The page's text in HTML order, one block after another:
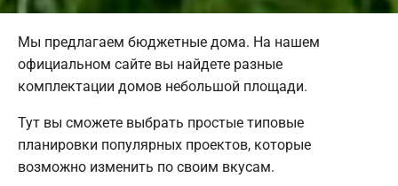
Мы предлагаем бюджетные дома. На нашем
официальном сайте вы найдете разные
комплектации домов небольшой площади.
Тут вы сможете выбрать простые типовые
планировки популярных проектов, которые
возможно изменить по своим вкусам.